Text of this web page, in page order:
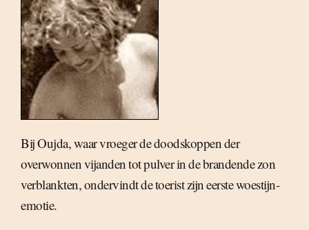
Bij Oujda, waar vroeger de doodskoppen der
overwonnen vijanden tot pulver in de brandende zon
verblankten, ondervindt de toerist zijn eerste woestijn-
emotie.